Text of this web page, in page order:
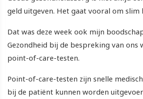
geld uitgeven. Het gaat vooral om slim
Dat was deze week ook mijn
Gezondheid bij de bespreking van ons
point-of-care-testen.
Point-of-care-testen zijn snelle
bij de patiënt kunnen worden